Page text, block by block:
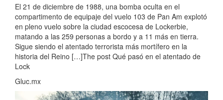
El 21 de diciembre de 1988, una bomba oculta en el
compartimento de equipaje del vuelo 103 de Pan Am explotó
en pleno vuelo sobre la ciudad escocesa de Lockerbie,
matando a las 259 personas a bordo y a 11 más en tierra.
Sigue siendo el atentado terrorista más mortífero en la
historia del Reino […]The post Qué pasó en el atentado de
Lock
Gluc.mx